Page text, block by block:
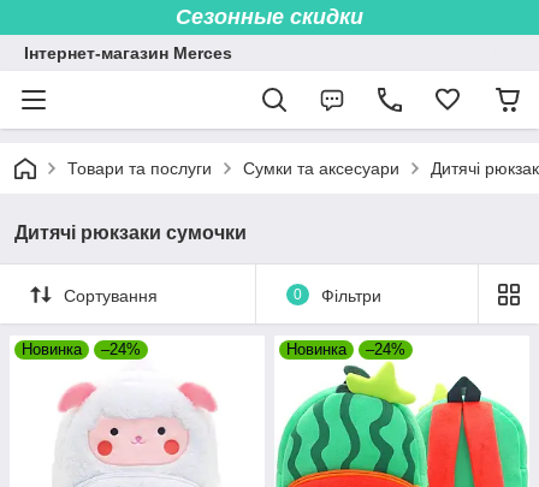
Сезонные скидки
Інтернет-магазин Merces
Товари та послуги Сумки та аксесуари Дитячі
Дитячі рюкзаки сумочки
Сортування 0 Фільтри
Новинка –24% Новинка –24%